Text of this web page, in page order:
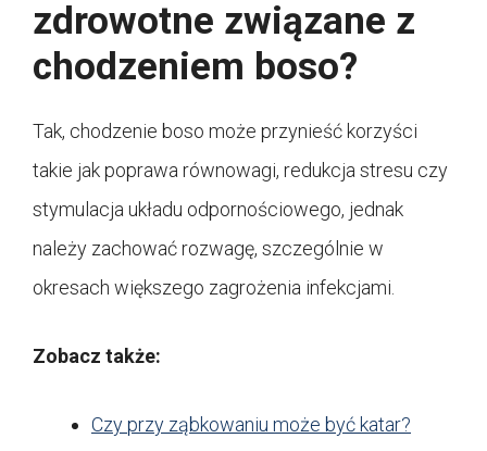
zdrowotne związane z
chodzeniem boso?
Tak, chodzenie boso może przynieść korzyści
takie jak poprawa równowagi, redukcja stresu czy
stymulacja układu odpornościowego, jednak
należy zachować rozwagę, szczególnie w
okresach większego zagrożenia infekcjami.
Zobacz także:
Czy przy ząbkowaniu może być katar?